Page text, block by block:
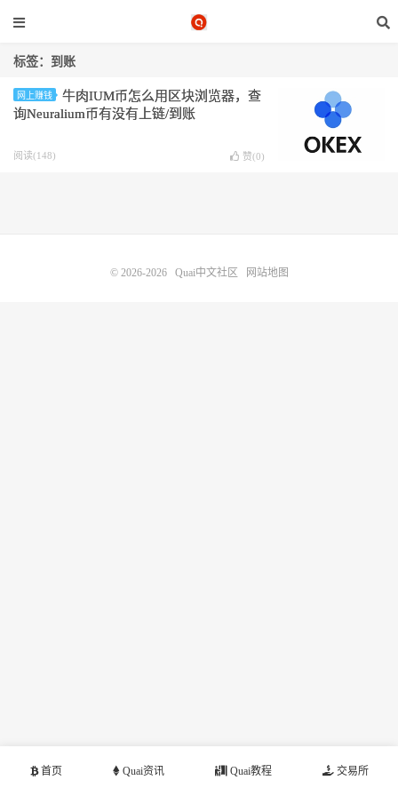
标签：到账
网上赚钱
牛肉IUM币怎么用区块浏览器，查
询Neuralium币有没有上链/到账
阅读(148) 赞(0)
首页 Quai资讯 Quai教程 交易所
© 2026-2026 Quai中文社区 网站地图